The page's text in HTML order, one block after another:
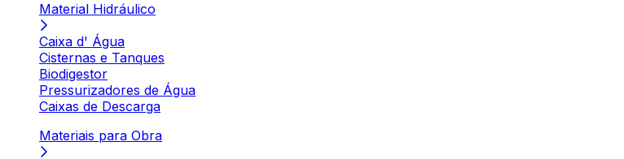
Material Hidráulico
Caixa d' Água
Cisternas e Tanques
Biodigestor
Pressurizadores de Água
Caixas de Descarga
Materiais para Obra